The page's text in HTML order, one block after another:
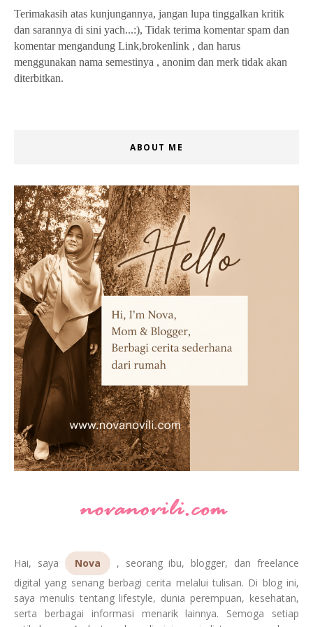
Terimakasih atas kunjungannya, jangan lupa tinggalkan kritik
dan sarannya di sini yach...:), Tidak terima komentar spam dan
komentar mengandung Link,brokenlink , dan harus
menggunakan nama semestinya , anonim dan merk tidak akan
diterbitkan.
ABOUT ME
Hai, saya Nova
, seorang ibu, blogger, dan freelance
digital yang senang berbagi cerita melalui tulisan. Di blog ini,
saya menulis tentang lifestyle, dunia perempuan, kesehatan,
serta berbagai informasi menarik lainnya. Semoga setiap